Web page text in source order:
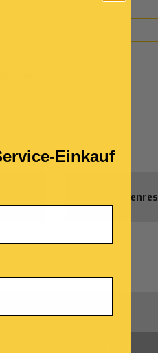
vergessen?
Alle Genres
kontaktieren
Einkauf